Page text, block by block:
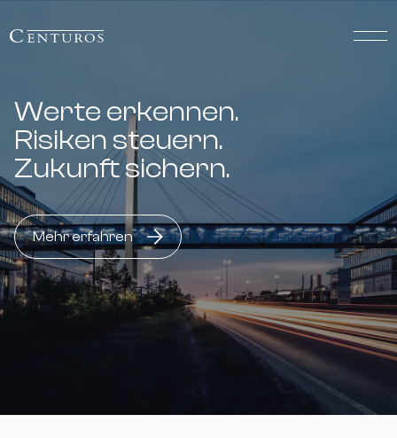
Werte erkennen.
Risiken steuern.
Zukunft sichern.
Mehr erfahren